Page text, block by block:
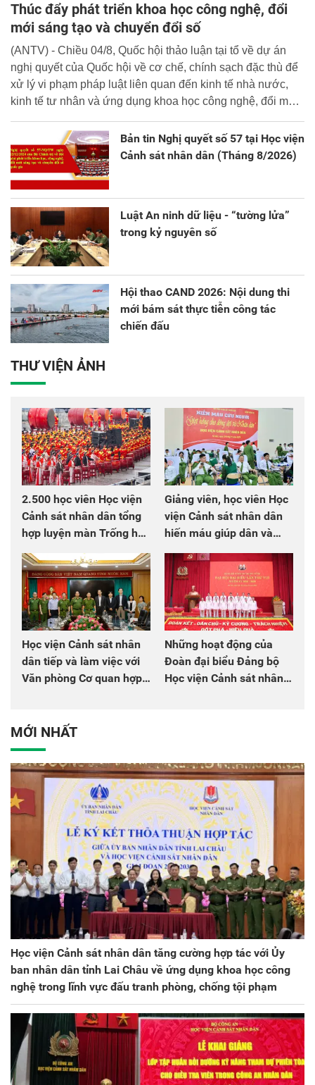
Thúc đẩy phát triển khoa học công nghệ, đổi
mới sáng tạo và chuyển đổi số
(ANTV) - Chiều 04/8, Quốc hội thảo luận tại tổ về dự án
nghị quyết của Quốc hội về cơ chế, chính sạch đặc thù để
xử lý vi phạm pháp luật liên quan đến kinh tế nhà nước,
kinh tế tư nhân và ứng dụng khoa học công nghệ, đổi mới
Bản tin Nghị quyết số 57 tại Học viện
Cảnh sát nhân dân (Tháng 8/2026)
Luật An ninh dữ liệu - “tường lửa”
trong kỷ nguyên số
Hội thao CAND 2026: Nội dung thi
mới bám sát thực tiễn công tác
chiến đấu
THƯ VIỆN ẢNH
2.500 học viên Học viện
Cảnh sát nhân dân tổng
hợp luyện màn Trống hội
chào mừng Đại hội Đảng
Giảng viên, học viên Học
viện Cảnh sát nhân dân
hiến máu giúp dân và
đồng đội
Học viện Cảnh sát nhân
dân tiếp và làm việc với
Văn phòng Cơ quan hợp
Những hoạt động của
Đoàn đại biểu Đảng bộ
Học viện Cảnh sát nhân
MỚI NHẤT
Học viện Cảnh sát nhân dân tăng cường hợp tác với Ủy
ban nhân dân tỉnh Lai Châu về ứng dụng khoa học công
nghệ trong lĩnh vực đấu tranh phòng, chống tội phạm